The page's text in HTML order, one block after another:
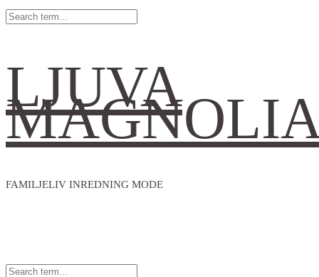
LJUVA
FAMILJELIV INREDNING MODE